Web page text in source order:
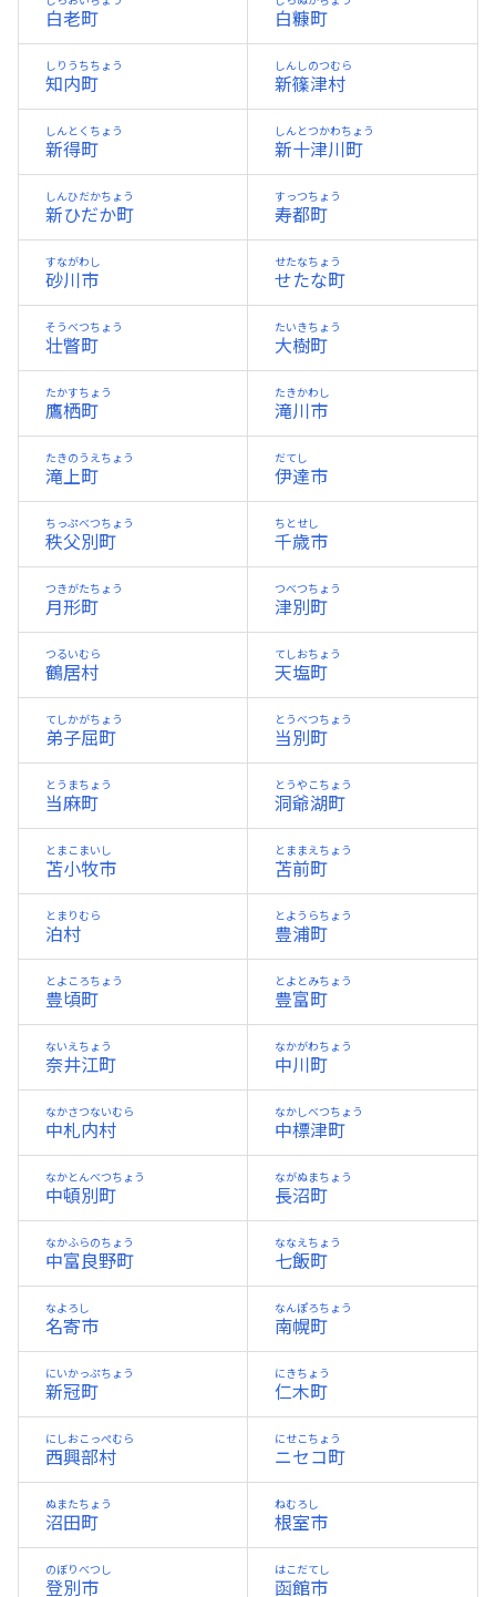
白老町 白糠町
知内町
しりうちちょう
新篠津村
しんしのつむら
新得町
しんとくちょう
新十津川町
しんとつかわちょう
新ひだか町
しんひだかちょう
寿都町
すっつちょう
砂川市
すながわし
せたな町
せたなちょう
壮瞥町
そうべつちょう
大樹町
たいきちょう
鷹栖町
たかすちょう
滝川市
たきかわし
滝上町
たきのうえちょう
伊達市
だてし
秩父別町
ちっぷべつちょう
千歳市
ちとせし
月形町
つきがたちょう
津別町
つべつちょう
鶴居村
つるいむら
天塩町
てしおちょう
弟子屈町
てしかがちょう
当別町
とうべつちょう
当麻町
とうまちょう
洞爺湖町
とうやこちょう
苫小牧市
とまこまいし
苫前町
とままえちょう
泊村
とまりむら
豊浦町
とようらちょう
豊頃町
とよころちょう
豊富町
とよとみちょう
奈井江町
ないえちょう
中川町
なかがわちょう
中札内村
なかさつないむら
中標津町
なかしべつちょう
中頓別町
なかとんべつちょう
長沼町
ながぬまちょう
中富良野町
なかふらのちょう
七飯町
ななえちょう
名寄市
なよろし
南幌町
なんぽろちょう
新冠町
にいかっぷちょう
仁木町
にきちょう
西興部村
にしおこっぺむら
ニセコ町
にせこちょう
沼田町
ぬまたちょう
根室市
ねむろし
登別市
のぼりべつし
函館市
はこだてし